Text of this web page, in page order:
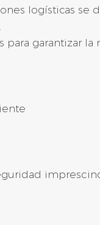
logísticas se
garantizar la